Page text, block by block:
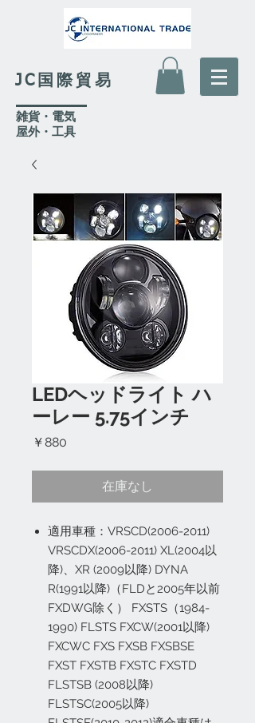
JC国際貿易
​雑貨・電気
​屋外・工具
LEDヘッドライト ハ
ーレー 5.75インチ
￥880
在庫なし
適用車種：VRSCD(2006-2011)
VRSCDX(2006-2011) XL(2004以
降)、XR (2009以降) DYNA
R(1991以降)（FLDと2005年以前
FXDWG除く） FXSTS（1984-
1990) FLSTS FXCW(2001以降)
FXCWC FXS FXSB FXSBSE
FXST FXSTB FXSTC FXSTD
FLSTSB (2008以降)
FLSTSC(2005以降)